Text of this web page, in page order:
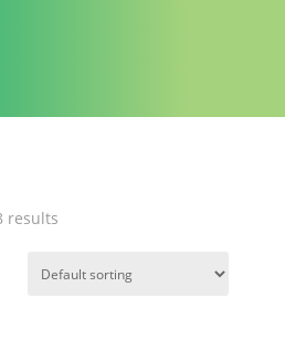
results